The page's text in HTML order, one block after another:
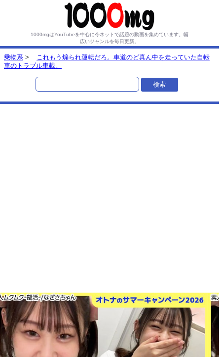
1000mgはYouTubeを中心に今ネットで話題の動画を集めています。 幅
広いジャンルを毎日更新。
乗物系 >
これもう煽られ運転だろ。車道のど真ん中を走っていた自転
車のトラブル車載。